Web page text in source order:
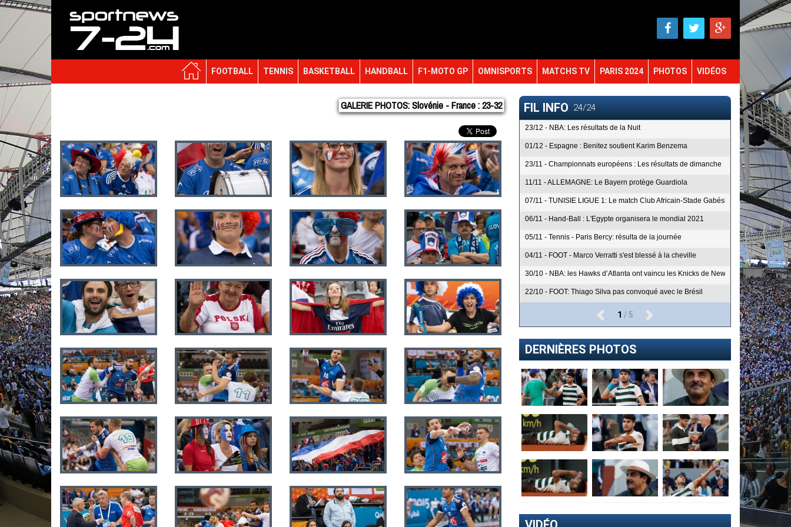
FOOTBALL TENNIS BASKETBALL HANDBALL F1-MOTO GP OMNISPORTS MATCHS TV PARIS 2024 PHOTOS VIDÉOS
GALERIE PHOTOS: Slovénie - France : 23-32 FIL INFO 24/24
23/12 - NBA: Les résultats de la Nuit
01/12 - Espagne : Benitez soutient Karim Benzema
23/11 - Championnats européens : Les résultats de dimanche
11/11 - ALLEMAGNE: Le Bayern protège Guardiola
07/11 - TUNISIE LIGUE 1: Le match Club Africain-Stade Gabésien à huis clos
06/11 - Hand-Ball : L'Egypte organisera le mondial 2021
05/11 - Tennis - Paris Bercy: résulta de la journée
04/11 - FOOT - Marco Verratti s'est blessé à la cheville
30/10 - NBA: les Hawks d’Atlanta ont vaincu les Knicks de New York 112-101
22/10 - FOOT: Thiago Silva pas convoqué avec le Brésil
1 / 5
DERNIÈRES PHOTOS